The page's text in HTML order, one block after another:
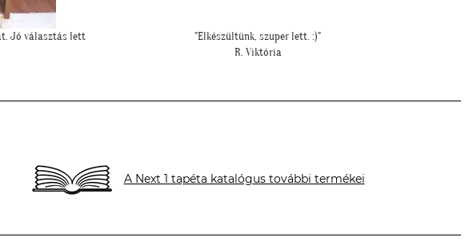
""Elegáns lett a pengefal, sokáig imádni fogjuk""
Z. Anita
A Next 1 tapéta katalógus további termékei